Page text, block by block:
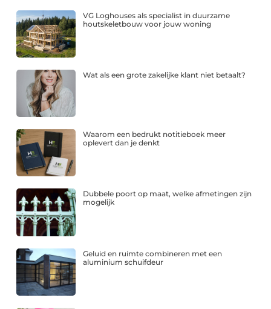
VG Loghouses als specialist in duurzame
houtskeletbouw voor jouw woning
Wat als een grote zakelijke klant niet betaalt?
Waarom een bedrukt notitieboek meer
oplevert dan je denkt
Dubbele poort op maat, welke afmetingen zijn
mogelijk
Geluid en ruimte combineren met een
aluminium schuifdeur